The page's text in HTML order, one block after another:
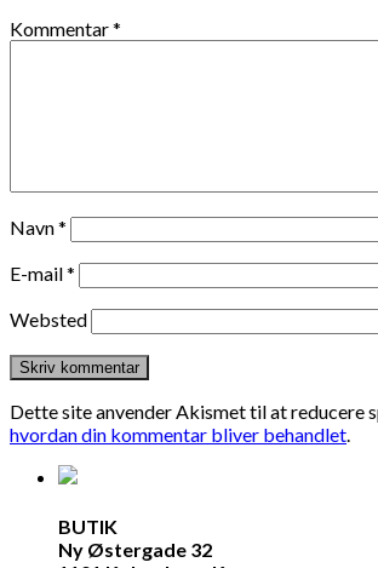
Kommentar*
Navn*
E-mail*
Websted
Dette site anvender Akismet til at reducere
hvordan din kommentar bliver behandlet.
BUTIK
Ny Østergade 32